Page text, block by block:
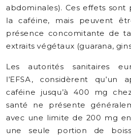
abdominales). Ces effets
la caféine, mais peuvent
présence concomitante de
extraits végétaux (guarana,
Les autorités sanitaires
l’EFSA, considèrent qu’un
caféine jusqu’à 400 mg
santé ne présente
avec une limite de 200 mg
une seule portion de